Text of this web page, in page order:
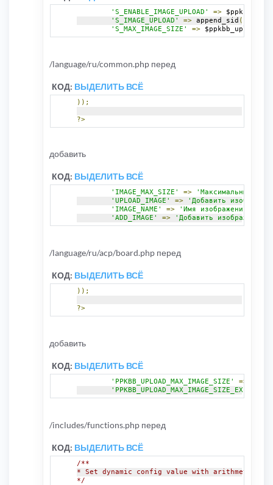
'S_ENABLE_IMAGE_UPLOAD' =>
'S_IMAGE_UPLOAD'
=> append_sid (
'S_MAX_IMAGE_SIZE'
=>
/language/ru/common.php перед
КОД: ВЫДЕЛИТЬ ВСЁ
));
?>
добавить
КОД: ВЫДЕЛИТЬ ВСЁ
'IMAGE_MAX_SIZE' =>
'Максимальный
'UPLOAD_IMAGE'
=>
'Добавить
'IMAGE_NAME'
=> 'Имя изображения'
'ADD_IMAGE'
=> 'Добавить изображение'
/language/ru/acp/board.php перед
КОД: ВЫДЕЛИТЬ ВСЁ
));
?>
добавить
КОД: ВЫДЕЛИТЬ ВСЁ
'PPKBB_UPLOAD_MAX_IMAGE_SIZE' =>
'PPKBB_UPLOAD_MAX_IMAGE_SIZE_EXPLAIN'
/includes/functions.php перед
КОД: ВЫДЕЛИТЬ ВСЁ
/**
* Set dynamic config value with arithmetic
*/